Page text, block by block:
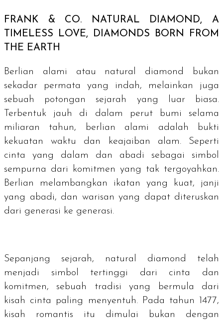
FRANK & CO. NATURAL DIAMOND, A
TIMELESS LOVE, DIAMONDS BORN FROM
THE EARTH
Berlian alami atau natural diamond
bukan
sekadar permata yang indah, melainkan juga
sebuah potongan sejarah yang luar biasa.
Terbentuk jauh di dalam perut bumi selama
miliaran tahun, berlian alami adalah bukti
kekuatan waktu dan keajaiban alam. Seperti
cinta yang dalam dan abadi sebagai simbol
sempurna dari komitmen yang tak tergoyahkan.
Berlian melambangkan ikatan yang kuat, janji
yang abadi, dan warisan yang dapat diteruskan
dari generasi ke generasi.
Sepanjang sejarah, natural diamond telah
menjadi simbol tertinggi dari cinta dan
komitmen, sebuah tradisi yang bermula dari
kisah cinta paling menyentuh. Pada tahun 1477,
kisah romantis itu dimulai bukan dengan